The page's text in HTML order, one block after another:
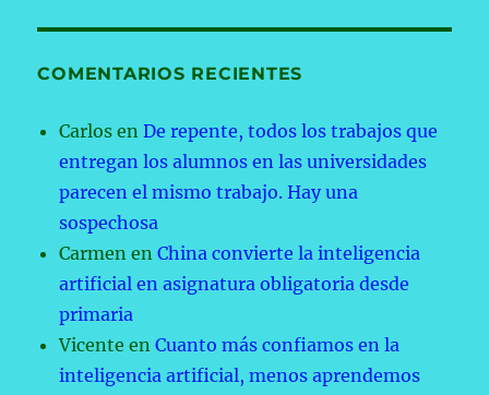
COMENTARIOS RECIENTES
Carlos enDe repente, todos los trabajos que
entregan los alumnos en las universidades
parecen el mismo trabajo. Hay una
sospechosa
Carmen enChina convierte la inteligencia
artificial en asignatura obligatoria desde
primaria
Vicente enCuanto más confiamos en la
inteligencia artificial, menos aprendemos